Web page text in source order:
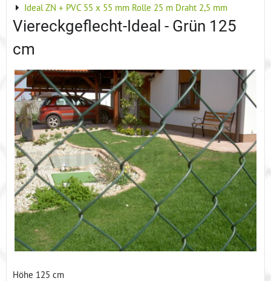
Ideal ZN + PVC 55 x 55 mm Rolle 25 m Draht 2,5 mm
Viereckgeflecht-Ideal - Grün 125
cm
Höhe 125 cm